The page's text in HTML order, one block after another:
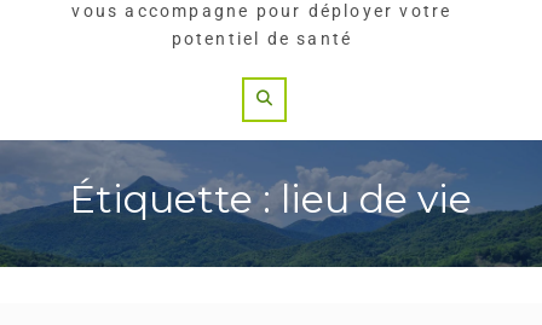
vous accompagne pour déployer votre
potentiel de santé
Étiquette : lieu de vie